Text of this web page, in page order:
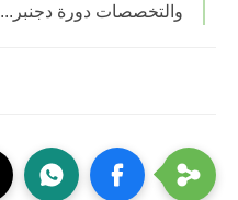
والتخصصات دورة دجنبر...